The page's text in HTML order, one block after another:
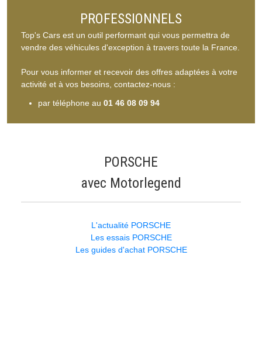
PROFESSIONNELS
Top's Cars est un outil performant qui vous permettra de
vendre des véhicules d'exception à travers toute la France.
Pour vous informer et recevoir des offres adaptées à votre
activité et à vos besoins, contactez-nous :
par téléphone au 01 46 08 09 94
PORSCHE
avec Motorlegend
L'actualité PORSCHE
Les essais PORSCHE
Les guides d'achat PORSCHE